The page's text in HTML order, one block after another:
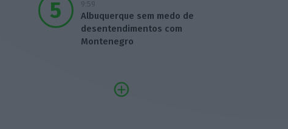
9:59
Albuquerque sem medo de
desentendimentos com
Montenegro